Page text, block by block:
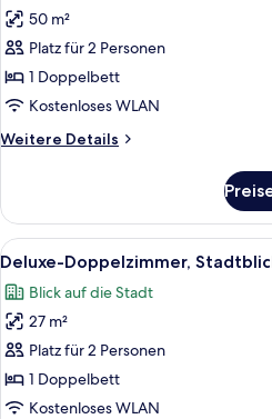
Junior-
Suite,
Stadtblick
anzeigen
50 m²
Platz für 2 Personen
1 Doppelbett
Kostenloses WLAN
Weitere Details
Weitere
Suite,
Stadtblick
Alle
Fotos
für
Deluxe-
Doppelzimmer,
Stadtblick
anzeigen
6
Deluxe-Doppelzimmer,
Blick auf die Stadt
27 m²
Platz für 2 Personen
1 Doppelbett
Kostenloses WLAN